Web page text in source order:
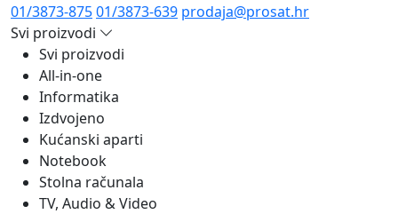
01/3873-87501/3873-639 prodaja@prosat.hr
Svi proizvodi
Svi proizvodi
All-in-one
Informatika
Izdvojeno
Kućanski aparti
Notebook
Stolna računala
TV, Audio & Video